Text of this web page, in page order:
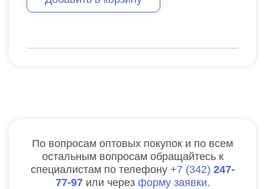
По вопросам оптовых покупок и по всем
остальным вопросам обращайтесь к
специалистам по телефону
7 342 247-
77-97 или через форму заявки.